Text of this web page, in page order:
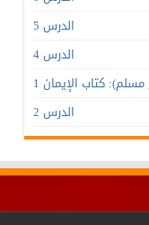
الدرس 5
الدرس 4
الدرس 2